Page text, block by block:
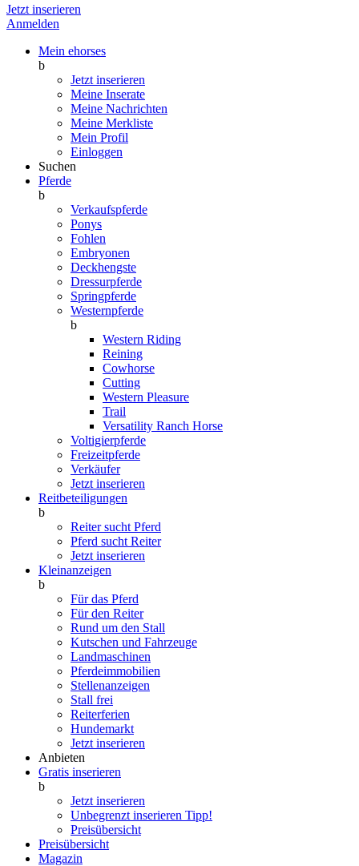
Jetzt inserieren
Anmelden
Mein ehorses
b
Jetzt inserieren
Meine Inserate
Meine Nachrichten
Meine Merkliste
Mein Profil
Einloggen
Suchen
Pferde
b
Verkaufspferde
Ponys
Fohlen
Embryonen
Deckhengste
Dressurpferde
Springpferde
Westernpferde
b
Western Riding
Reining
Cowhorse
Cutting
Western Pleasure
Trail
Versatility Ranch Horse
Voltigierpferde
Freizeitpferde
Verkäufer
Jetzt inserieren
Reitbeteiligungen
b
Reiter sucht Pferd
Pferd sucht Reiter
Jetzt inserieren
Kleinanzeigen
b
Für das Pferd
Für den Reiter
Rund um den Stall
Kutschen und Fahrzeuge
Landmaschinen
Pferdeimmobilien
Stellenanzeigen
Stall frei
Reiterferien
Hundemarkt
Jetzt inserieren
Anbieten
Gratis inserieren
b
Jetzt inserieren
Unbegrenzt inserieren Tipp!
Preisübersicht
Preisübersicht
Magazin